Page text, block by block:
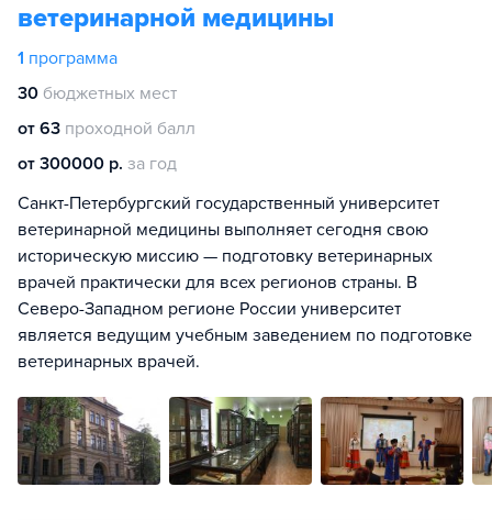
ветеринарной медицины
1 программа
30 бюджетных мест
от 63 проходной балл
от 300000 р. за год
Санкт-Петербургский государственный университет
ветеринарной медицины выполняет сегодня свою
историческую миссию — подготовку ветеринарных
врачей практически для всех регионов страны. В
Северо-Западном регионе России университет
является ведущим учебным заведением по подготовке
ветеринарных врачей.